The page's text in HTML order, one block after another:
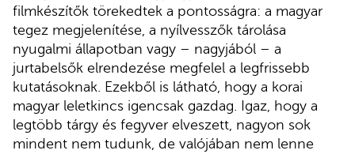
filmkészítők törekedtek a pontosságra: a magyar
tegez megjelenítése, a nyílvesszők tárolása
nyugalmi állapotban vagy – nagyjából – a
jurtabelsők elrendezése megfelel a legfrissebb
kutatásoknak. Ezekből is látható, hogy a korai
magyar leletkincs igencsak gazdag. Igaz, hogy a
legtöbb tárgy és fegyver elveszett, nagyon sok
mindent nem tudunk, de valójában nem lenne